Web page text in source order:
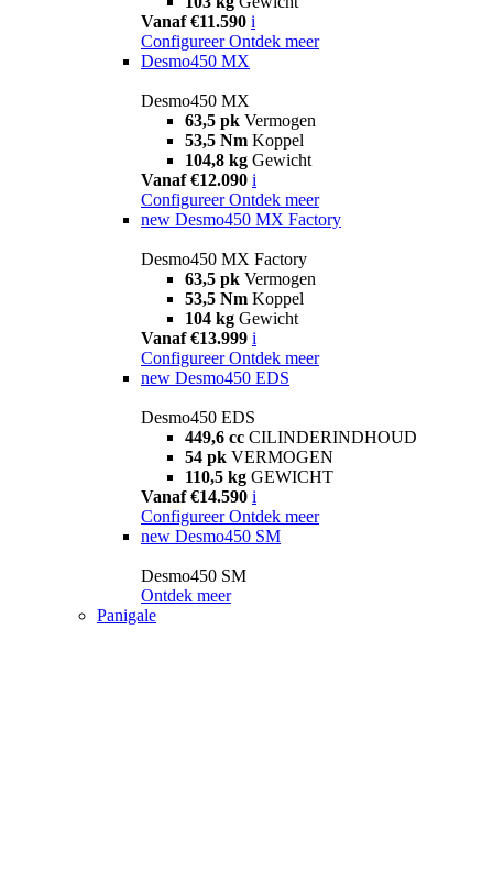
Vanaf €11.590 i
Configureer Ontdek meer
Desmo450 MX
Desmo450 MX
63,5 pk Vermogen
53,5 Nm Koppel
104,8 kg Gewicht
Vanaf €12.090 i
Configureer Ontdek meer
new Desmo450 MX Factory
Desmo450 MX Factory
63,5 pk Vermogen
53,5 Nm Koppel
104 kg Gewicht
Vanaf €13.999 i
Configureer Ontdek meer
new Desmo450 EDS
Desmo450 EDS
449,6 cc CILINDERINDHOUD
54 pk VERMOGEN
110,5 kg GEWICHT
Vanaf €14.590 i
Configureer Ontdek meer
new Desmo450 SM
Desmo450 SM
Ontdek meer
Panigale